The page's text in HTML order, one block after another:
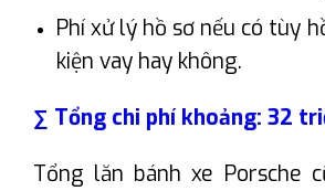
Phí xử lý hồ sơ nếu có tùy
kiện vay hay không.
∑ Tổng chi phí khoảng: 32
Tổng lăn bánh xe Porsche